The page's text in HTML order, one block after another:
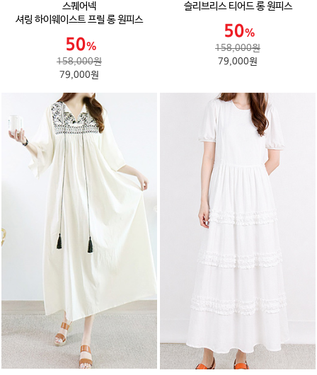
스퀘어넥
셔링 하이웨이스트 프릴 롱 원피스
158,000원
79,000원
슬리브리스 티어드 롱 원피스
158,000원
79,000원